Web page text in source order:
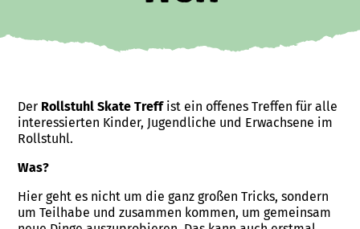
Der Rollstuhl Skate Treffist ein offenes Treffen für alle
interessierten Kinder, Jugendliche und Erwachsene im
Rollstuhl.
Was?
Hier geht es nicht um die ganz großen Tricks, sondern
um Teilhabe und zusammen kommen, um gemeinsam